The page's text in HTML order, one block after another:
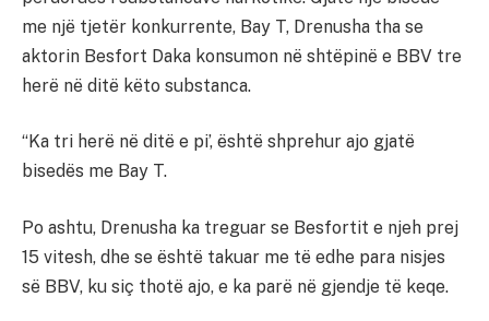
me një tjetër konkurrente, Bay T, Drenusha tha se
aktorin Besfort Daka konsumon në shtëpinë e BBV tre
herë në ditë këto substanca.
“Ka tri herë në ditë e pi’, është shprehur ajo gjatë
bisedës me Bay T.
Po ashtu, Drenusha ka treguar se Besfortit e njeh prej
15 vitesh, dhe se është takuar me të edhe para nisjes
së BBV, ku siç thotë ajo, e ka parë në gjendje të keqe.